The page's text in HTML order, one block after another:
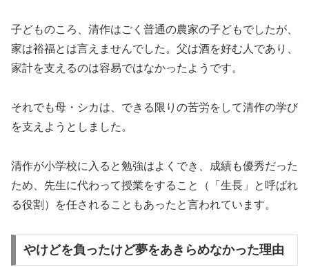
子どものころ、清作はごく普通の農家の子どもでしたが、
家は裕福とは言えませんでした。父は酒を好む人であり、
家計を支えるのは容易ではなかったようです。
それでも母・シカは、できる限りの苦労をして清作の学び
を支えようとしました。
清作が小学校に入ると勉強はよくでき、成績も優秀だった
ため、先生に代わって授業をすること（「生長」と呼ばれ
る役割）を任されることもあったと言われています。
やけどを負ったけど夢をあきらめなかった理由